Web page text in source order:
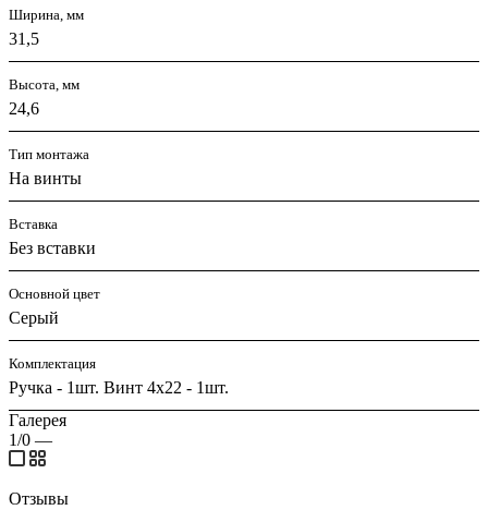
Ширина, мм
31,5
Высота, мм
24,6
Тип монтажа
На винты
Вставка
Без вставки
Основной цвет
Серый
Комплектация
Ручка - 1шт. Винт 4х22 - 1шт.
Галерея
1/0 —
Отзывы